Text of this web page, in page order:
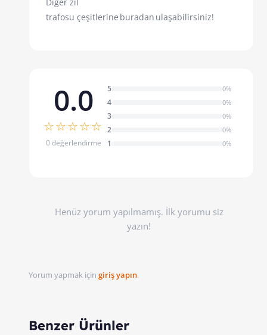
trafosu çeşitlerine buradan ulaşabilirsiniz!
0.0
☆☆☆☆☆
0 değerlendirme
5 0%
4 0%
3 0%
2 0%
1 0%
Henüz yorum yapılmamış. İlk yorumu siz
yazın!
Yorum yapmak için giriş yapın.
Benzer Ürünler